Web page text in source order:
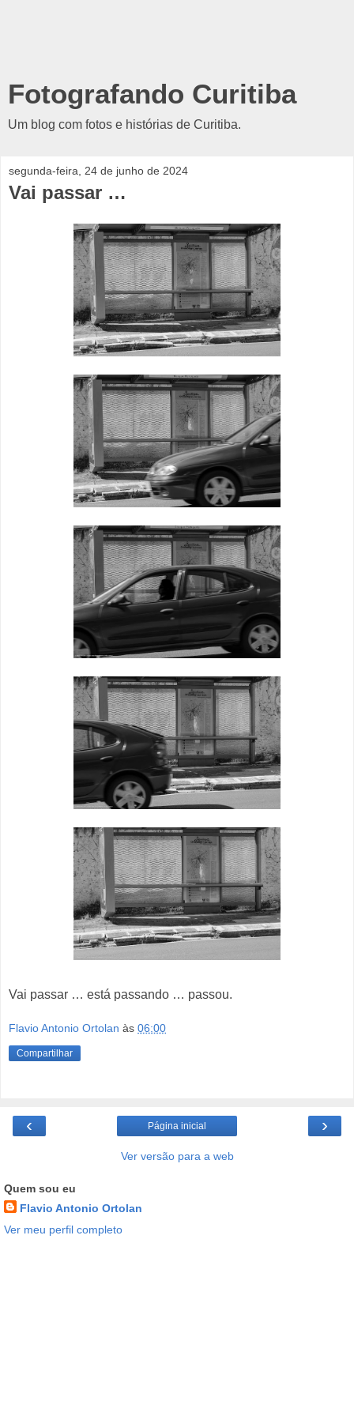
Fotografando Curitiba
Um blog com fotos e histórias de Curitiba.
segunda-feira, 24 de junho de 2024
Vai passar …
Vai passar … está passando … passou.
Flavio Antonio Ortolan às 06:00
Compartilhar
‹ ›
Página inicial
Ver versão para a web
Quem sou eu
Flavio Antonio Ortolan
Ver meu perfil completo